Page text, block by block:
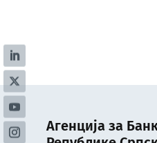
Агенција за